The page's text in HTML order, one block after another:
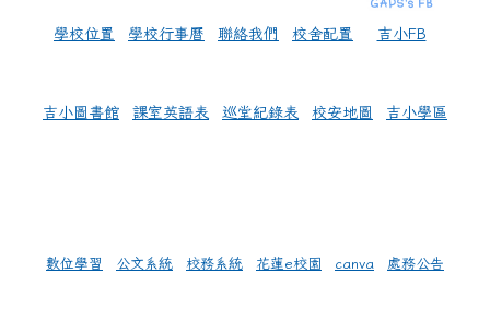
學校位置 學校行事曆 聯絡我們 校舍配置 吉小FB
吉小圖書館 課室英語表 巡堂紀錄表 校安地圖 吉小學區
數位學習 公文系統 校務系統 花蓮e校園 canva 處務公告